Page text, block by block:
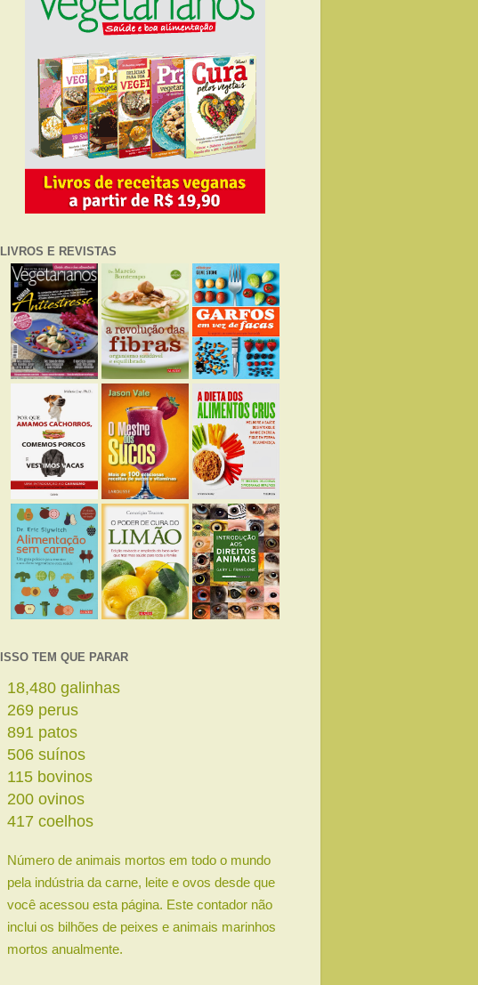
LIVROS E REVISTAS
ISSO TEM QUE PARAR
19,958 galinhas
290 perus
962 patos
546 suínos
125 bovinos
216 ovinos
450 coelhos
Número de animais mortos em todo o mundo
pela indústria da carne, leite e ovos desde que
você acessou esta página. Este contador não
inclui os bilhões de peixes e animais marinhos
mortos anualmente.